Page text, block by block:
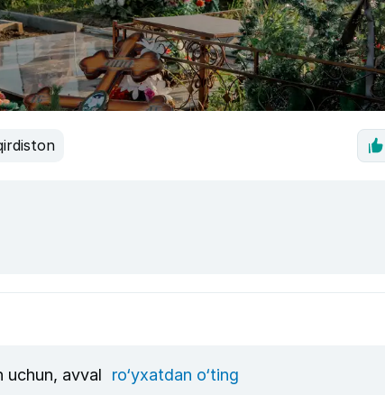
uchun, avval ro‘yxatdan o‘ting